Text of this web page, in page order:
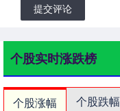
提交评论
个股实时涨跌榜
个股涨幅 个股跌幅